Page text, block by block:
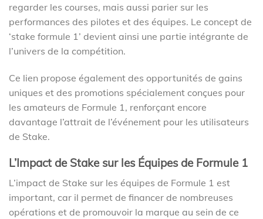
regarder les courses, mais aussi parier sur les
performances des pilotes et des équipes. Le concept de
‘stake formule 1’ devient ainsi une partie intégrante de
l’univers de la compétition.
Ce lien propose également des opportunités de gains
uniques et des promotions spécialement conçues pour
les amateurs de Formule 1, renforçant encore
davantage l’attrait de l’événement pour les utilisateurs
de Stake.
L’Impact de Stake sur les Équipes de Formule 1
L’impact de Stake sur les équipes de Formule 1 est
important, car il permet de financer de nombreuses
opérations et de promouvoir la marque au sein de ce